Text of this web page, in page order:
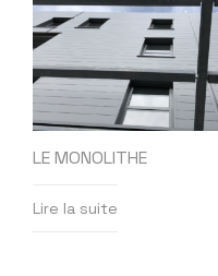
LE MONOLITHE
Lire la suite